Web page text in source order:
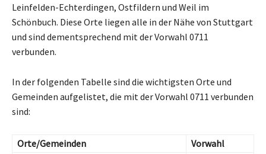
Leinfelden-Echterdingen, Ostfildern und Weil im
Schönbuch. Diese Orte liegen alle in der Nähe von Stuttgart
und sind dementsprechend mit der Vorwahl 0711
verbunden.
In der folgenden Tabelle sind die wichtigsten Orte und
Gemeinden aufgelistet, die mit der Vorwahl 0711 verbunden
sind:
Orte/Gemeinden
Vorwahl